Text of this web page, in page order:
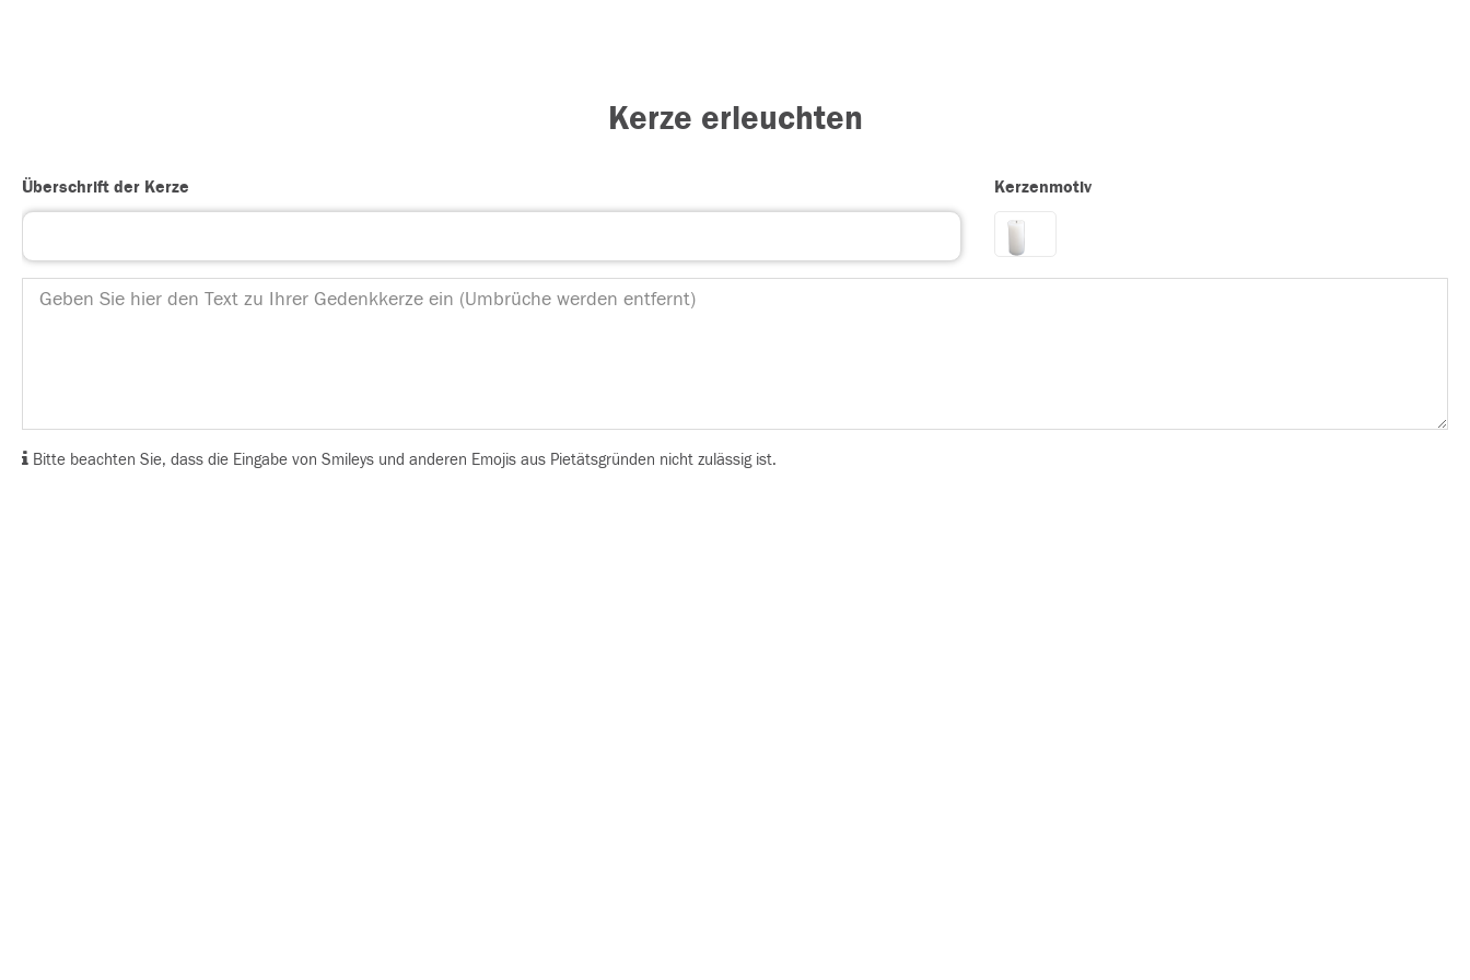
Kerze erleuchten
Überschrift der Kerze Kerzenmotiv
Bitte beachten Sie, dass die Eingabe von Smileys und anderen Emojis aus Pietätsgründen nicht zulässig ist.